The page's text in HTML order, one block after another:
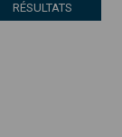
RÉSULTATS